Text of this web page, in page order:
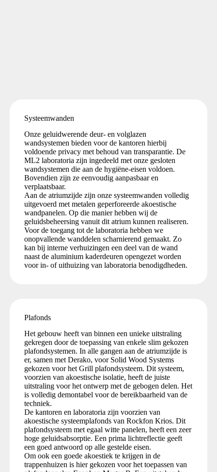
Systeemwanden
Onze geluidwerende deur- en volglazen
wandsystemen bieden voor de kantoren hierbij
voldoende privacy met behoud van transparantie. De
ML2 laboratoria zijn ingedeeld met onze gesloten
wandsystemen die aan de hygiëne-eisen voldoen.
Bovendien zijn ze eenvoudig aanpasbaar en
verplaatsbaar.
Aan de atriumzijde zijn onze systeemwanden volledig
uitgevoerd met metalen geperforeerde akoestische
wandpanelen. Op die manier hebben wij de
geluidsbeheersing vanuit dit atrium kunnen realiseren.
Voor de toegang tot de laboratoria hebben we
onopvallende wanddelen scharnierend gemaakt. Zo
kan bij interne verhuizingen een deel van de wand
naast de aluminium kaderdeuren opengezet worden
voor in- of uithuizing van laboratoria benodigdheden.
Plafonds
Het gebouw heeft van binnen een unieke uitstraling
gekregen door de toepassing van enkele slim gekozen
plafondsystemen. In alle gangen aan de atriumzijde is
er, samen met Derako, voor Solid Wood Systems
gekozen voor het Grill plafondsysteem. Dit systeem,
voorzien van akoestische isolatie, heeft de juiste
uitstraling voor het ontwerp met de gebogen delen. Het
is volledig demontabel voor de bereikbaarheid van de
techniek.
De kantoren en laboratoria zijn voorzien van
akoestische systeemplafonds van Rockfon Krios. Dit
plafondsysteem met egaal witte panelen, heeft een zeer
hoge geluidsabsorptie. Een prima lichtreflectie geeft
een goed antwoord op alle gestelde eisen.
Om ook een goede akoestiek te krijgen in de
trappenhuizen is hier gekozen voor het toepassen van